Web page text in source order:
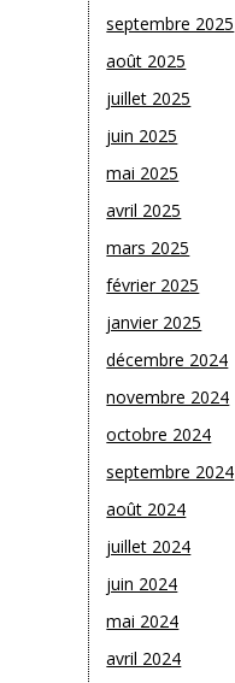
septembre 2025
août 2025
juillet 2025
juin 2025
mai 2025
avril 2025
mars 2025
février 2025
janvier 2025
décembre 2024
novembre 2024
octobre 2024
septembre 2024
août 2024
juillet 2024
juin 2024
mai 2024
avril 2024